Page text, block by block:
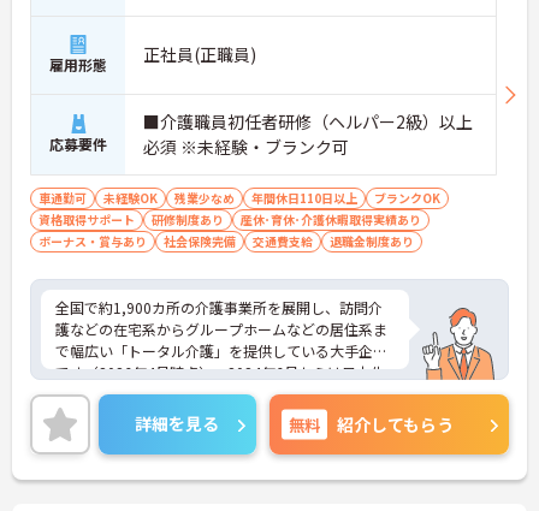
別・家族手当など）で安定した高待遇♪
＜リーダーから施設長まで！大手法人ならではの明
確なキャリアパス＞
・現場のプロフェッショナルから、管理者やマネジ
メント職への早期ステップアップも目指せいます
・全国規模のネットワークを活かし、将来的には別
サービスやケアマネジャーへの挑戦も支援されます
しており、将来を見据えた成長をバックアップ
＜ライフステージが変わっても長く活躍できる圧倒
的な安定基盤＞
・ご家族の状況に応じた手当や、企業主導型保育所
・「通い・泊まり・訪問」の幅広いケアに携わるこ
とで、介護福祉士としてのスキルをさらに磨ける環
境です
・大手の組織力を活かした労務管理でワークライフ
バランスを推進し、腰を据えて長期就業できます
雇用形態 正社員(正職員)
応募要件
■介護職員初任者研修（ヘルパー2級）以上
必須 ※未経験・ブランク可
車通勤可 未経験OK 残業少なめ 年間休日110日以上
ブランクOK
資格取得サポート
研修制度あり
産休･育休･介護休暇取得実績あり
ボーナス・賞与あり
社会保険完備 交通費支給 退職金制度あり
全国で約1,900カ所の介護事業所を展開し、訪問介
護などの在宅系からグループホームなどの居住系ま
で幅広い「トータル介護」を提供している大手企業
です（2026年4月時点）。2024年6月からは日本生
命グループの一員となり、さらに安定した経営基盤
のもとでお客様に安心をお届けしています。職員一
人ひとりの「働きやすさ」と「キャリア」を大切に
する社風が特徴です。福利厚生が非常に充実してお
り、10歳～18歳のお子様を持つ方への「子ども手
詳細を見る 無料 紹介してもらう